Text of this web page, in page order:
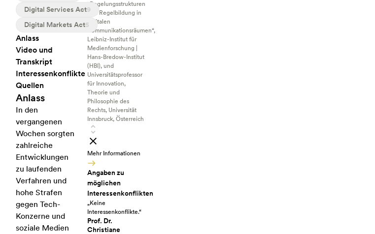
Digital Services Act9
Digital Markets Act5
Anlass
Video und
Transkript
Interessenkonflikte
Quellen
Anlass
In den
vergangenen
Wochen sorgten
zahlreiche
Entwicklungen
zu laufenden
Verfahren und
hohe Strafen
gegen Tech-
Konzerne und
soziale Medien
„Regelungsstrukturen
und Regelbildung in
digitalen
Kommunikationsräumen“,
Leibniz-Institut für
Medienforschung |
Hans-Bredow-Institut
(HBI), und
Universitätsprofessor
für Innovation,
Theorie und
Philosophie des
Rechts, Universität
Innsbruck, Österreich
Mehr Informationen
Angaben zu
möglichen
Interessenkonflikten
„Keine
Interessenkonflikte.“
Prof. Dr.
Christiane